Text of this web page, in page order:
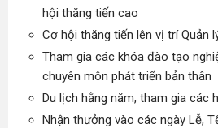
hội thăng tiến cao
Cơ hội thăng tiến lên vị trí Quản
Tham gia các khóa đào tạo
chuyên môn phát triển bản thân
Du lịch hằng năm, tham gia các
Nhận thưởng vào các ngày Lễ,